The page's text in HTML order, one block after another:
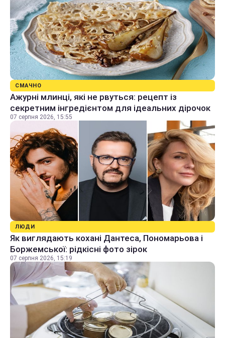
СМАЧНО
Ажурні млинці, які не рвуться: рецепт із
секретним інгредієнтом для ідеальних дірочок
07 серпня 2026, 15:55
ЛЮДИ
Як виглядають кохані Дантеса, Пономарьова і
Боржемської: рідкісні фото зірок
07 серпня 2026, 15:19